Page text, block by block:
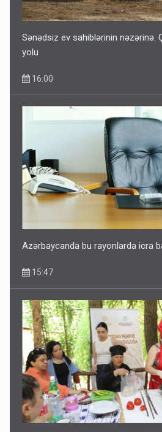
Sənədsiz ev sahiblərinin nəzərinə:
yolu
16:00
Azərbaycanda bu rayonlarda icra
15:47